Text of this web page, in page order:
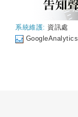
系統維護: 資訊處
GoogleAnalytics